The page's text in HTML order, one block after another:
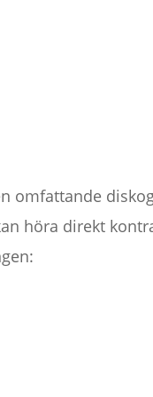
omfattande
höra direkt